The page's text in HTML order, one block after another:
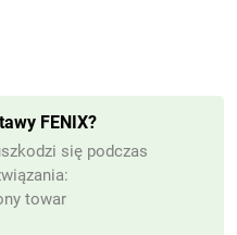
FENIX?
się podczas
towar